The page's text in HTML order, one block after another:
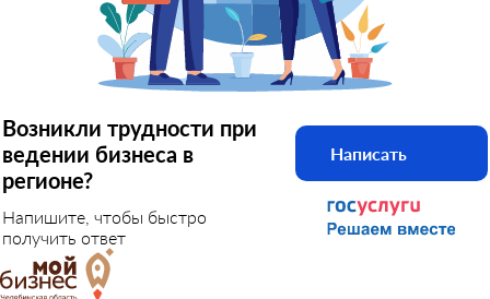
Возникли трудности при
ведении бизнеса в
регионе?
Напишите, чтобы быстро
получить ответ
Написать